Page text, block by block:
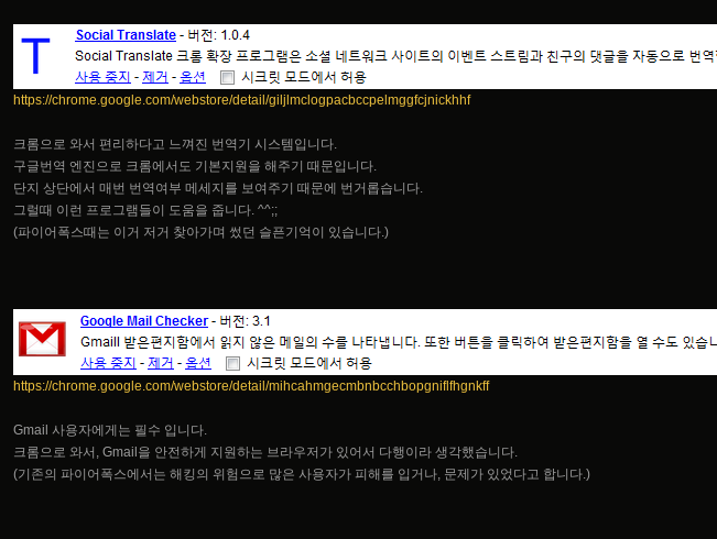
https://chrome.google.com/webstore/detail/giljlmclogpacbccpelmggfcjnickhhf
크롬으로 와서 편리하다고 느껴진 번역기 시스템입니다.
구글번역 엔진으로 크롬에서도 기본지원을 해주기 때문입니다.
단지 상단에서 매번 번역여부 메세지를 보여주기 때문에 번거롭습니다.
그럴때 이런 프로그램들이 도움을 줍니다. ^^;;
(파이어폭스때는 이거 저거 찾아가며 썼던 슬픈기억이 있습니다.)
https://chrome.google.com/webstore/detail/mihcahmgecmbnbcchbopgniflfhgnkff
Gmail 사용자에게는 필수 입니다.
크롬으로 와서, Gmail을 안전하게 지원하는 브라우저가 있어서 다행이라 생각했습니다.
(기존의 파이어폭스에서는 해킹의 위험으로 많은 사용자가 피해를 입거나, 문제가 있었다고 합니다.)